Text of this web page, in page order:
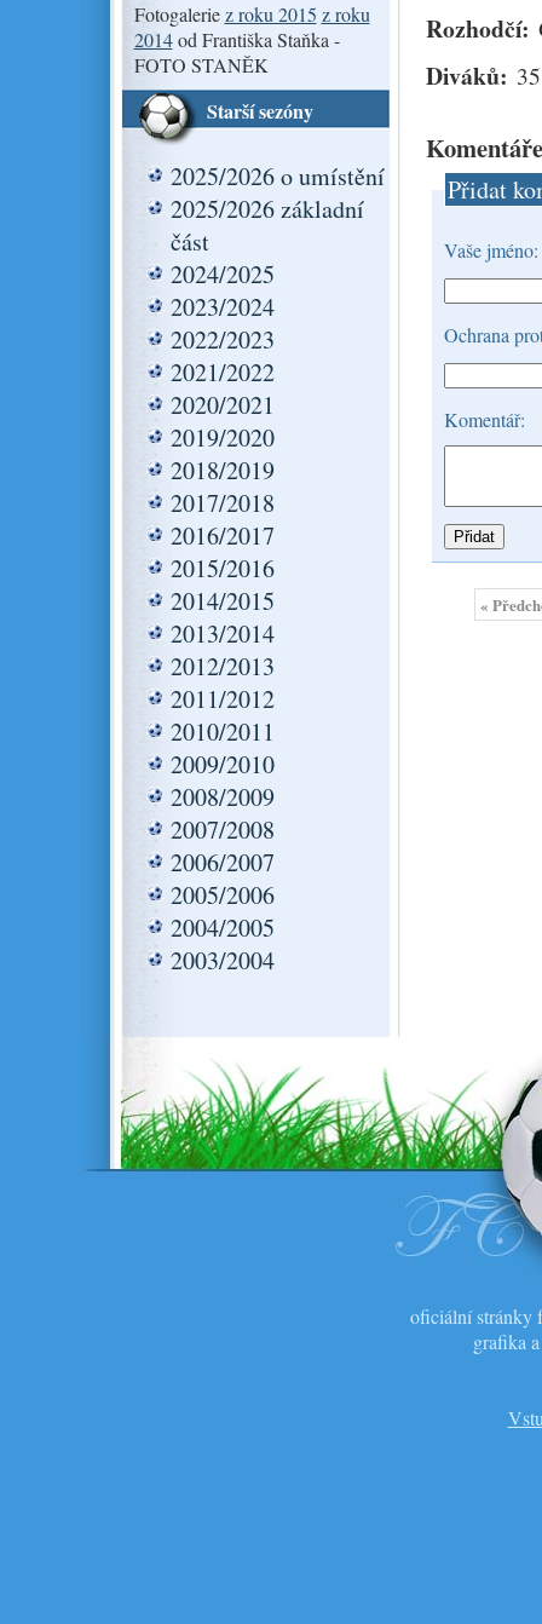
Fotogaleriez roku 2015 z roku
2014od Františka Staňka -
FOTO STANĚK
Starší sezóny
2025/2026 o umístění
2025/2026 základní
část
2024/2025
2023/2024
2022/2023
2021/2022
2020/2021
2019/2020
2018/2019
2017/2018
2016/2017
2015/2016
2014/2015
2013/2014
2012/2013
2011/2012
2010/2011
2009/2010
2008/2009
2007/2008
2006/2007
2005/2006
2004/2005
2003/2004
Rozhodčí:
Diváků: 35
Přidat
Vaše jméno:
Ochrana
Komentář:
«
oficiální stránky
grafika